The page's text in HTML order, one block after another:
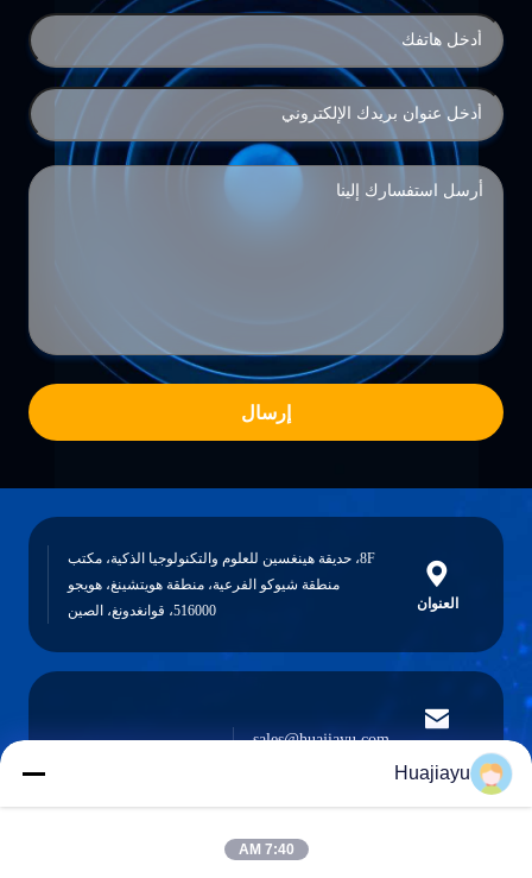
إرسال
العنوان
8F، حديقة هينغسين للعلوم والتكنولوجيا الذكية، مكتب
منطقة شيوكو الفرعية، منطقة هويتشينغ، هويجو
516000، قوانغدونغ، الصين
الإلكتروني
sales@huajiayu.com
Huajiayu
7:40 AM